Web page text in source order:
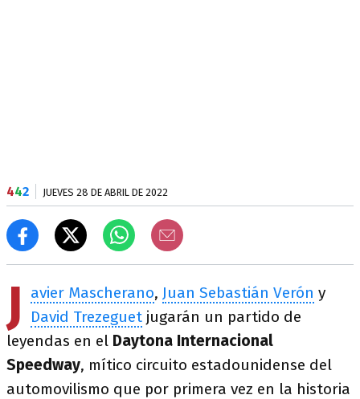
442 JUEVES 28 DE ABRIL DE 2022
J avier Mascherano, Juan Sebastián Verón y
David Trezeguet jugarán un partido de
leyendas en el Daytona Internacional
Speedway, mítico circuito estadounidense del
automovilismo que por primera vez en la historia